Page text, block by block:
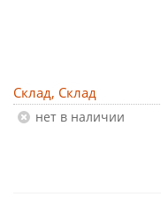
Склад, Склад
Нет в наличии